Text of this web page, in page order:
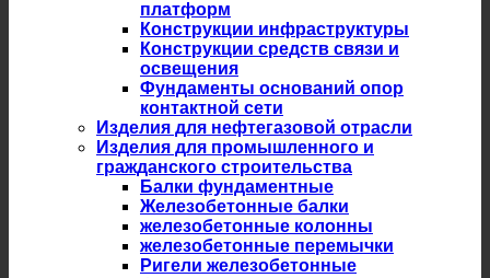
платформ
Конструкции инфраструктуры
Конструкции средств связи и
освещения
Фундаменты оснований опор
контактной сети
Изделия для нефтегазовой отрасли
Изделия для промышленного и
гражданского строительства
Балки фундаментные
Железобетонные балки
железобетонные колонны
железобетонные перемычки
Ригели железобетонные